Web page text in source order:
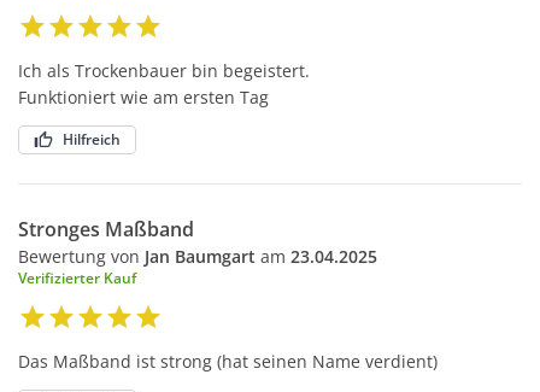
Ich als Trockenbauer bin begeistert.
Funktioniert wie am ersten Tag
Hilfreich
Stronges Maßband
Bewertung von Jan Baumgart am 23.04.2025
Verifizierter Kauf
Das Maßband ist strong (hat seinen Name verdient)